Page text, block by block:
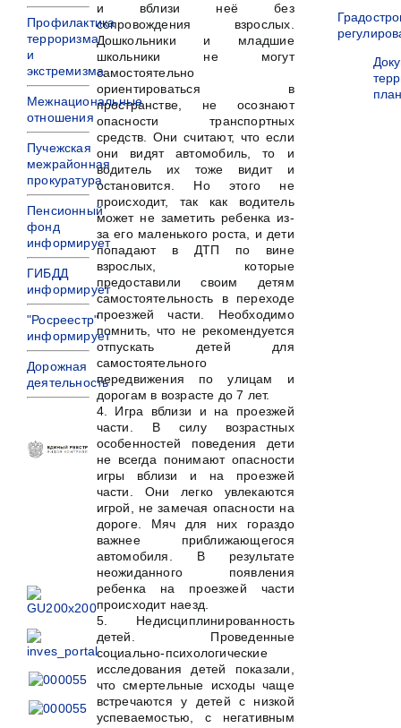
и вблизи неё без
сопровождения взрослых.
Дошкольники и младшие
школьники не могут
самостоятельно
ориентироваться в
пространстве, не осознают
опасности транспортных
средств. Они считают, что если
они видят автомобиль, то и
водитель их тоже видит и
остановится. Но этого не
происходит, так как водитель
может не заметить ребенка из-
за его маленького роста, и дети
попадают в ДТП по вине
взрослых, которые
предоставили своим детям
самостоятельность в переходе
проезжей части. Необходимо
помнить, что не рекомендуется
отпускать детей для
самостоятельного
передвижения по улицам и
дорогам в возрасте до 7 лет.
4. Игра вблизи и на проезжей
части. В силу возрастных
особенностей поведения дети
не всегда понимают опасности
игры вблизи и на проезжей
части. Они легко увлекаются
игрой, не замечая опасности на
дороге. Мяч для них гораздо
важнее приближающегося
автомобиля. В результате
неожиданного появления
ребенка на проезжей части
происходит наезд.
5. Недисциплинированность
детей. Проведенные
социально-психологические
исследования детей показали,
что смертельные исходы чаще
встречаются у детей с низкой
успеваемостью, с негативным
Профилактика
терроризма
и
экстремизма
Межнациональные
отношения
Пучежская
межрайонная
прокуратура
Пенсионный
фонд
информирует
ГИБДД
информирует
"Росреестр"
информирует
Дорожная
деятельность